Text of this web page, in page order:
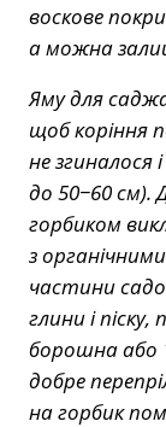
воскове
а можна
Яму для
щоб коріння
не згиналося
до 50−60
горбиком
з
частини
глини і
борошна або
добре
на горбик